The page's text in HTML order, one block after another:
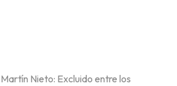
Martín Nieto: Excluido entre los